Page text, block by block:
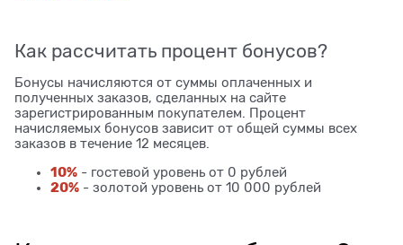
Как рассчитать процент бонусов?
Бонусы начисляются от суммы оплаченных и
полученных заказов, сделанных на сайте
зарегистрированным покупателем. Процент
начисляемых бонусов зависит от общей суммы всех
заказов в течение 12 месяцев.
10% - гостевой уровень от 0 рублей
20% - золотой уровень от 10 000 рублей